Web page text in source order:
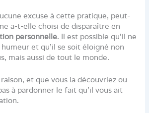
excuse à cette pratique, peut-
a-t-elle choisi de disparaître en
personnelle. Il est possible qu’il ne
et qu’il se soit éloigné non
mais aussi de tout le monde.
et que vous la découvriez ou
à pardonner le fait qu’il vous ait